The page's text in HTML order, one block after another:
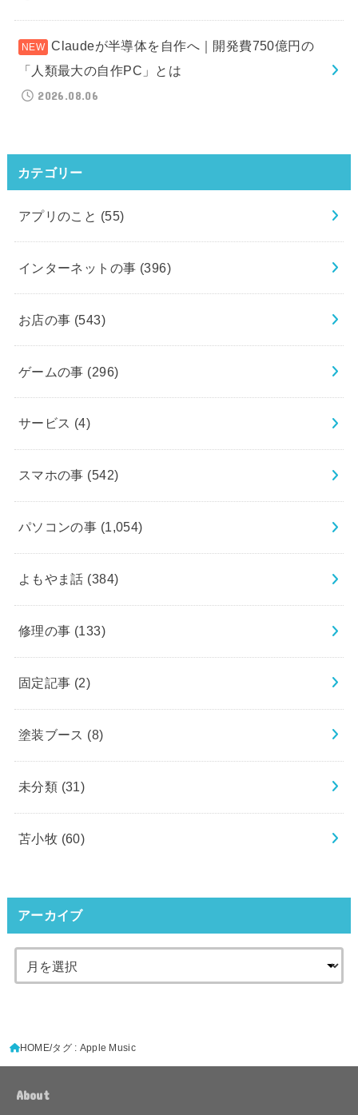
Claudeが半導体を自作へ｜開発費750億円の
「人類最大の自作PC」とは
2026.08.06
カテゴリー
アプリのこと (55)
インターネットの事 (396)
お店の事 (543)
ゲームの事 (296)
サービス (4)
スマホの事 (542)
パソコンの事 (1,054)
よもやま話 (384)
修理の事 (133)
固定記事 (2)
塗装ブース (8)
未分類 (31)
苫小牧 (60)
アーカイブ
HOME タグ : Apple Music
About